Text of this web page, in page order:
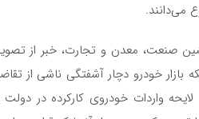
می‌دانند.
صنعت، معدن و تجارت، خبر از
بازار خودرو دچار آشفتگی ناشی از
لایحه واردات خودروی کارکرده در